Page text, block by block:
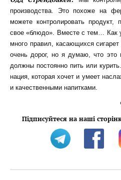
производства. Это похоже на
можете контролировать
свое «блюдо». Вместе с тем… Как
много правил, касающихся
очень дорог, но я думаю, что
должны постоянно пить или
нация, которая хочет и умеет
и качественными напитками.
Підписуйтеся на наші